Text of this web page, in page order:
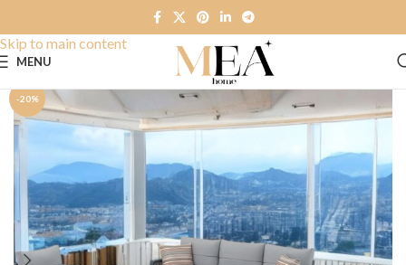
Skip to main content
MENU
-20%